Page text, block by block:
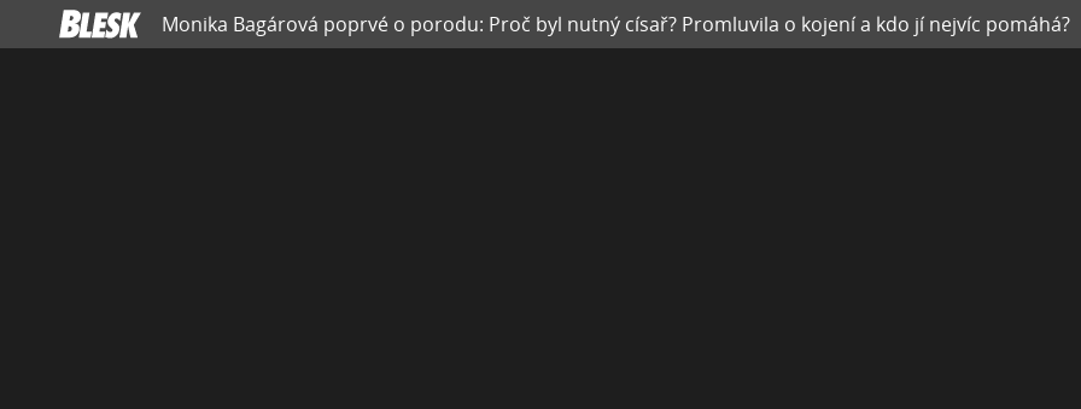
Monika Bagárová poprvé o porodu: Proč byl nutný císař? Promluvila o kojení a kdo jí nejvíc pomáhá?